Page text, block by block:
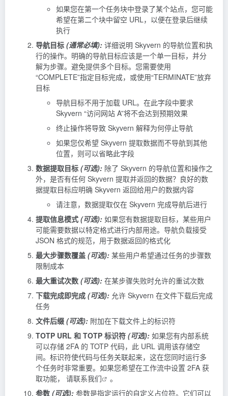
如果您在第一个任务块中登录了某个站点，您可能
希望在第二个块中留空 URL，以便在登录后继续
执行
导航目标 (通常必填): 详细说明 Skyvern 的导航位置和执
行的操作。明确的导航目标应该是一个单一目标，并分
解为步骤。避免提供多个目标。您需要使用
“COMPLETE”指定目标完成，或使用“TERMINATE”放弃
目标
导航目标不用于加载 URL。在此字段中要求
Skyvern “访问网站 A”将不会达到预期效果
终止操作将导致 Skyvern 解释为何停止导航
如果您仅希望 Skyvern 提取数据而不导航到其他
位置，则可以省略此字段
数据提取目标 (可选): 除了 Skyvern 的导航位置和操作之
外，是否有任何 Skyvern 提取并返回的数据？良好的数
据提取目标应明确 Skyvern 返回给用户的数据内容
请注意，数据提取仅在 Skyvern 完成导航后进行
提取信息模式 (可选): 如果您有数据提取目标，某些用户
可能需要数据以特定格式进行内部用途。导航负载接受
JSON 格式的规范，用于数据返回的格式化
最大步骤数覆盖 (可选): 某些用户希望通过任务的步骤数
限制成本
最大重试次数 (可选): 在某步骤失败时允许的重试次数
下载完成即完成 (可选): 允许 Skyvern 在文件下载后完成
任务
文件后缀 (可选): 附加在下载文件上的标识符
TOTP URL 和 TOTP 标识符 (可选): 如果您有内部系统
可以存储 2FA 的 TOTP 代码，此 URL 调用该存储空
间。标识符使代码与任务关联起来，这在您同时运行多
个任务时非常重要。如果您希望在工作流中设置 2FA 获
取功能， 请联系我们
。
参数 (可选): 参数是指定运行的自定义占位符。它们可以